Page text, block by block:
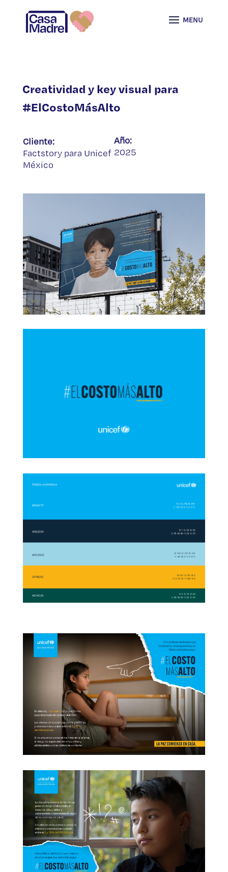
Creatividad y key visual para
#ElCostoMásAlto
Cliente:
Factstory para Unicef
México
Año:
2025